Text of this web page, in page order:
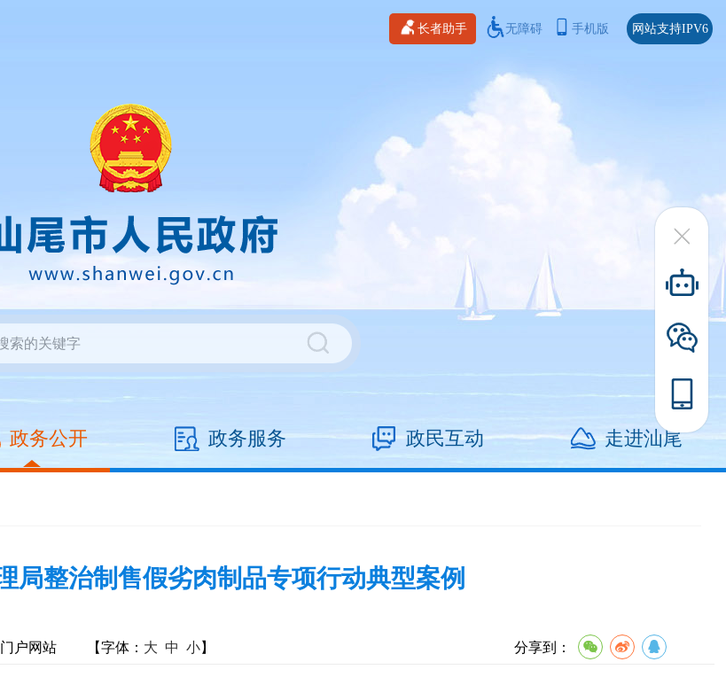
长者助手 无障碍 手机版 网站支持IPV6
政务公开 政务服务 政民互动 走进汕尾
局整治制售假劣肉制品专项行动典型案例
户网站 【字体： 大 中 小】 分享到：